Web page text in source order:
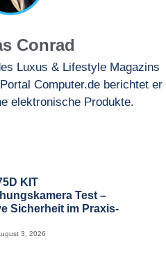
Conrad
Luxus & Lifestyle Magazins
Computer.de berichtet er
elektronische Produkte.
KIT
Test –
Sicherheit im Praxis-
3, 2026